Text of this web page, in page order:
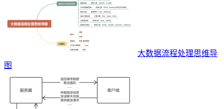
大数据流程处理思维导
图